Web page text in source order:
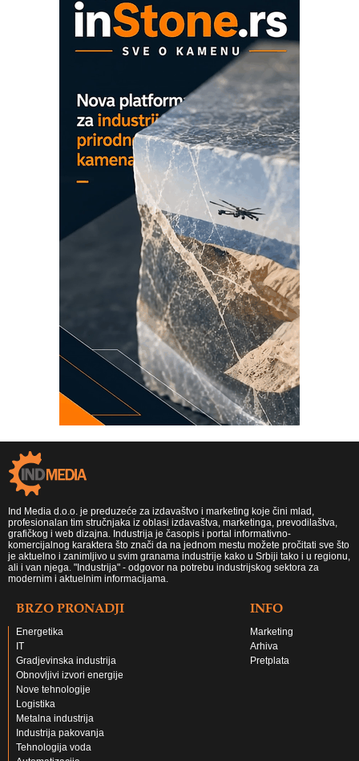
ROSA i SCHUNK podižu proizvodnju
na viši nivo
Detekcija različitih oblika
MAREX - Lim i mašine za savremena
Ind Media d.o.o. je preduzeće za izdavaštvo i marketing koje čini mlad,
profesionalan tim stručnjaka iz oblasi izdavaštva, marketinga, prevodilaštva,
grafičkog i web dizajna. Industrija je časopis i portal informativno-
komercijalnog karaktera što znači da na jednom mestu možete pročitati sve što
je aktuelno i zanimljivo u svim granama industrije kako u Srbiji tako i u regionu,
ali i van njega. "Industrija" - odgovor na potrebu industrijskog sektora za
modernim i aktuelnim informacijama.
BRZO PRONADJI
Energetika
IT
Gradjevinska industrija
Obnovljivi izvori energije
Nove tehnologije
Logistika
Metalna industrija
Industrija pakovanja
Tehnologija voda
INFO
Marketing
Arhiva
Pretplata